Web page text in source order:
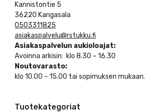
Kannistontie 5
36220 Kangasala
0503311825
asiakaspalvelu@rstukku.fi
Asiakaspalvelun aukioloajat:
Avoinna arkisin: klo 8.30 – 16.30
Noutovarasto:
klo 10.00 – 15.00 tai sopimuksen mukaan.
Tuotekategoriat